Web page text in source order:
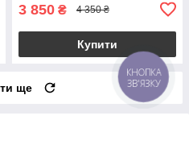
3 850 ₴ 4 350 ₴
Купити
ще
КНОПКА
ЗВ'ЯЗКУ